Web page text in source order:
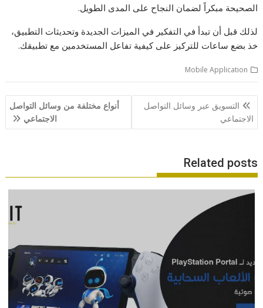
الصحيحة مبكراً لضمان النجاح على المدى الطويل.
لذلك قبل أن تبدأ في التفكير في الميزات الجديدة وتحديثات التطبيق،
خذ بضع ساعات للتركيز على كيفية تفاعل المستخدمين مع تطبيقك.
Mobile Application
تصفّح
المقالات
التسويق عبر وسائل التواصل
الاجتماعي
أنواع مختلفة من وسائل التواصل
الاجتماعي
Related posts